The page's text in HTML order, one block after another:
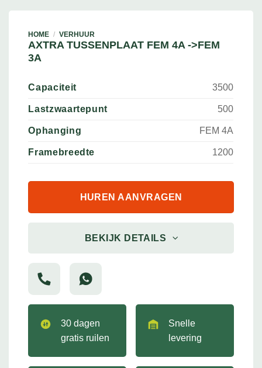
HOME / VERHUUR
AXTRA TUSSENPLAAT FEM 4A ->FEM
3A
Capaciteit 3500
Lastzwaartepunt 500
Ophanging FEM 4A
Framebreedte 1200
HUREN AANVRAGEN
BEKIJK DETAILS
30 dagen
gratis ruilen
Snelle
levering